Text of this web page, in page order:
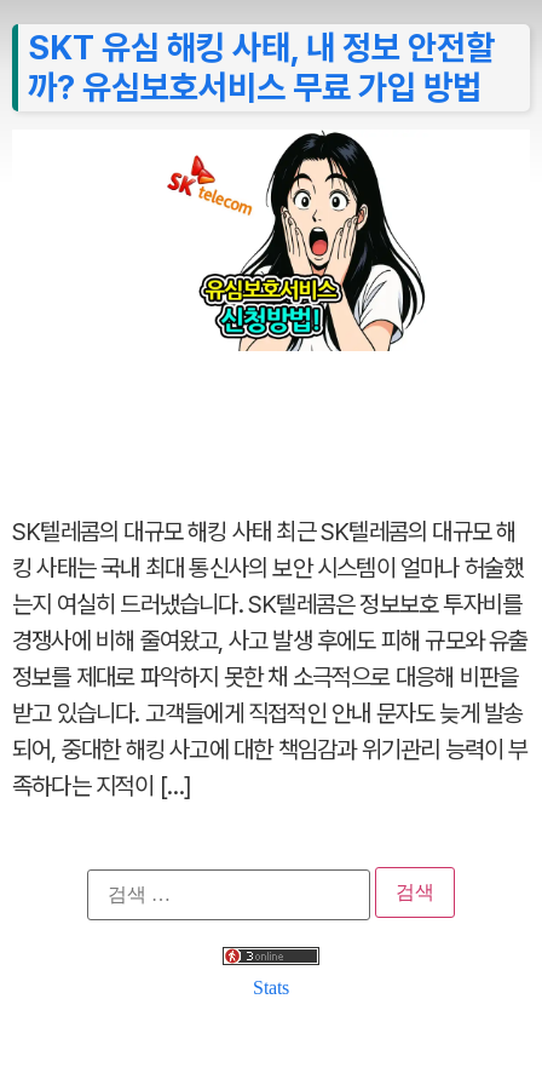
SKT 유심 해킹 사태, 내 정보 안전할
까? 유심보호서비스 무료 가입 방법
SK텔레콤의 대규모 해킹 사태 최근 SK텔레콤의 대규모 해
킹 사태는 국내 최대 통신사의 보안 시스템이 얼마나 허술했
는지 여실히 드러냈습니다. SK텔레콤은 정보보호 투자비를
경쟁사에 비해 줄여왔고, 사고 발생 후에도 피해 규모와 유출
정보를 제대로 파악하지 못한 채 소극적으로 대응해 비판을
받고 있습니다. 고객들에게 직접적인 안내 문자도 늦게 발송
되어, 중대한 해킹 사고에 대한 책임감과 위기관리 능력이 부
족하다는 지적이 […]
검
색:
Stats